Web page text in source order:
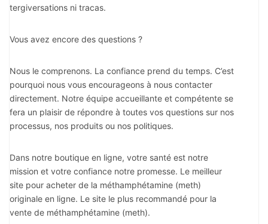
tergiversations ni tracas.
Vous avez encore des questions ?
Nous le comprenons. La confiance prend du temps. C’est
pourquoi nous vous encourageons à nous contacter
directement. Notre équipe accueillante et compétente se
fera un plaisir de répondre à toutes vos questions sur nos
processus, nos produits ou nos politiques.
Dans notre boutique en ligne, votre santé est notre
mission et votre confiance notre promesse. Le meilleur
site pour acheter de la méthamphétamine (meth)
originale en ligne. Le site le plus recommandé pour la
vente de méthamphétamine (meth).